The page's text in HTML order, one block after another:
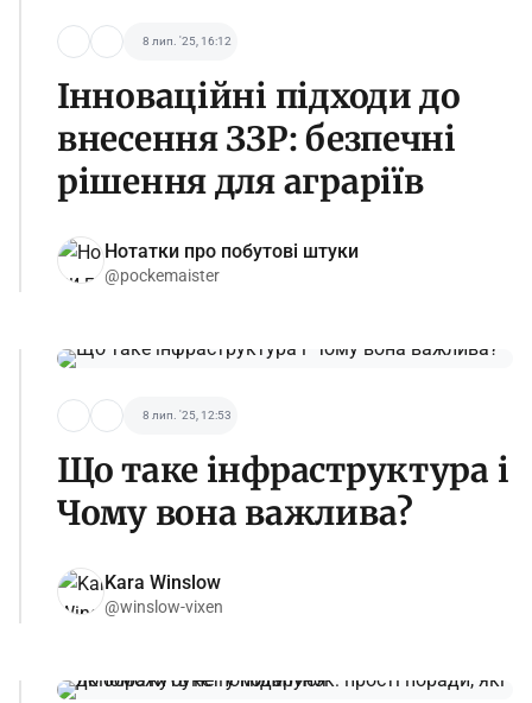
8 лип. '25, 16:12
Інноваційні підходи до
внесення ЗЗР: безпечні
рішення для аграріїв
Нотатки про побутові штуки
@pockemaister
8 лип. '25, 12:53
Що таке інфраструктура і
Чому вона важлива?
Kara Winslow
@winslow-vixen